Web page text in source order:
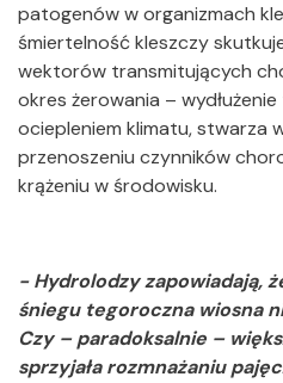
patogenów w organizmach
śmiertelność kleszczy
wektorów transmitujących
okres żerowania –
ociepleniem klimatu, stwarza
przenoszeniu czynników
krążeniu w środowisku.
- Hydrolodzy zapowiadają,
śniegu tegoroczna wiosna
Czy – paradoksalnie –
sprzyjała rozmnażaniu